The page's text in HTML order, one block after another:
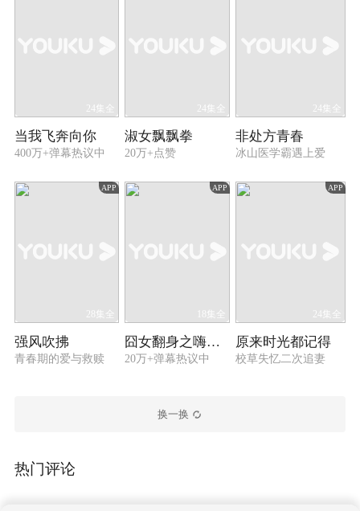
24集全
当我飞奔向你
400万+弹幕热议中
24集全
淑女飘飘拳
20万+点赞
24集全
非处方青春
冰山医学霸遇上爱
APP
28集全
强风吹拂
青春期的爱与救赎
APP
18集全
囧女翻身之嗨如花 第一季
20万+弹幕热议中
APP
24集全
原来时光都记得
校草失忆二次追妻
换一换
热门评论